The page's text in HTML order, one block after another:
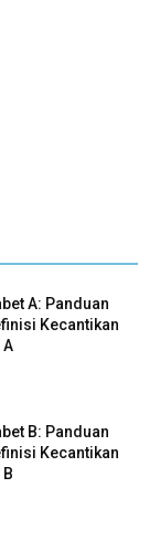
A: Panduan
Kecantikan
A
B: Panduan
Kecantikan